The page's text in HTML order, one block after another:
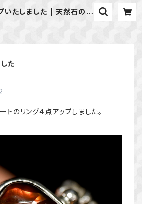
いたしました | 天然石のア
た
トのリング４点アップしました。